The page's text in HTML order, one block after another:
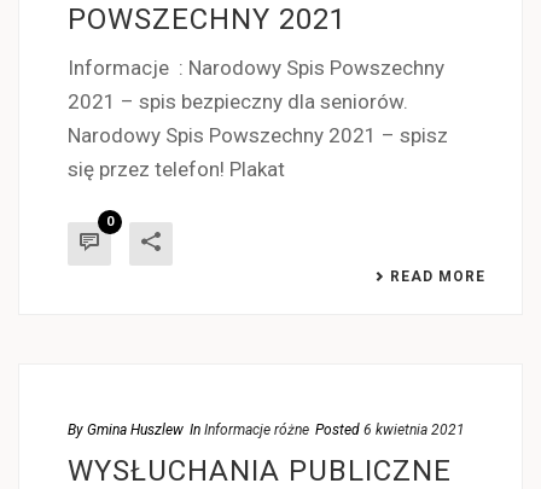
POWSZECHNY 2021
Informacje : Narodowy Spis Powszechny
2021 – spis bezpieczny dla seniorów.
Narodowy Spis Powszechny 2021 – spisz
się przez telefon! Plakat
0
READ MORE
By Gmina Huszlew In Informacje różne Posted 6 kwietnia 2021
WYSŁUCHANIA PUBLICZNE